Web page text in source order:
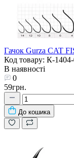
Гачок Gurza CAT
Код товару: К-1404-
В наявності
0
59грн.
До кошика